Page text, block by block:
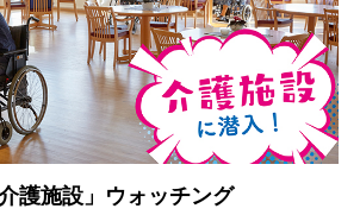
護施設」ウォッチング